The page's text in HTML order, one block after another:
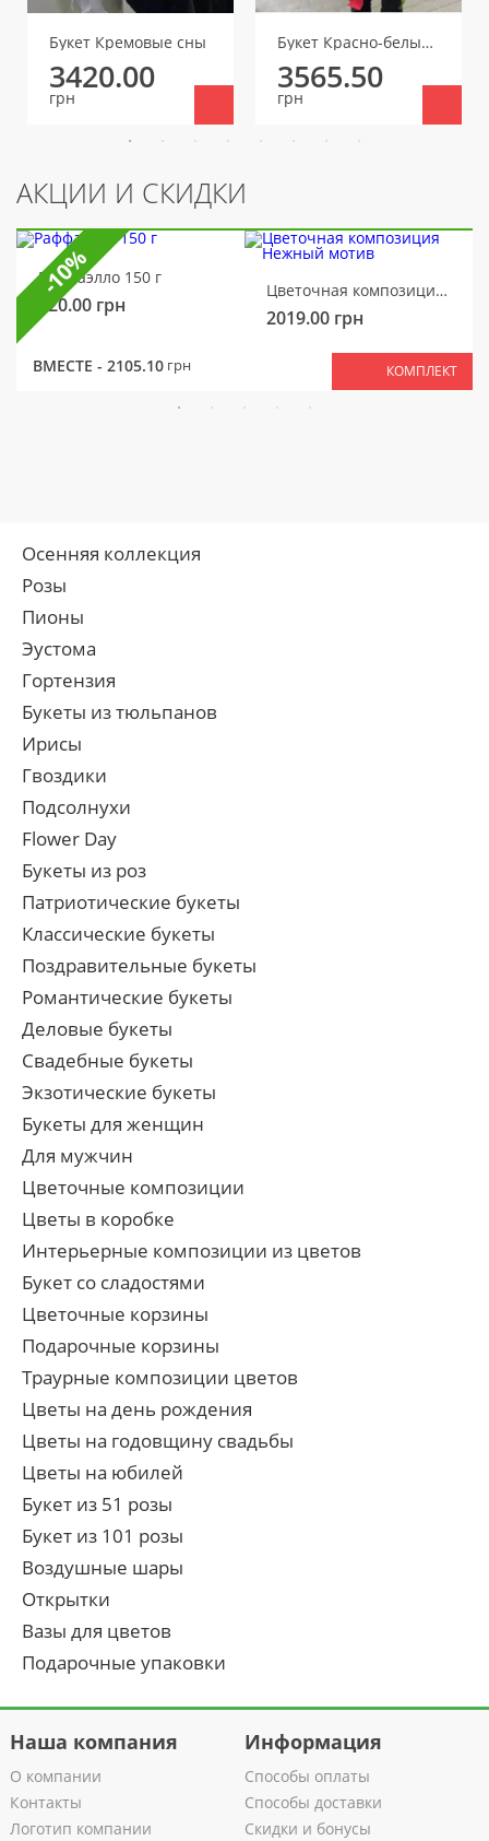
Букет Кремовые сны
3420.00
грн
Букет Красно-белые тона
3565.50
грн
АКЦИИ И СКИДКИ
Раффаэлло 150 г
320.00 грн
Цветочная композиция Нежный мотив
2019.00 грн
ВМЕСТЕ - 2105.10 грн КОМПЛЕКТ
-10%
Осенняя коллекция
Розы
Пионы
Эустома
Гортензия
Букеты из тюльпанов
Ирисы
Гвоздики
Подсолнухи
Flower Day
Букеты из роз
Патриотические букеты
Классические букеты
Поздравительные букеты
Романтические букеты
Деловые букеты
Свадебные букеты
Экзотические букеты
Букеты для женщин
Для мужчин
Цветочные композиции
Цветы в коробке
Интерьерные композиции из цветов
Букет со сладостями
Цветочные корзины
Подарочные корзины
Траурные композиции цветов
Цветы на день рождения
Цветы на годовщину свадьбы
Цветы на юбилей
Букет из 51 розы
Букет из 101 розы
Воздушные шары
Открытки
Вазы для цветов
Подарочные упаковки
Наша компания
О компании
Контакты
Логотип компании
Информация
Способы оплаты
Способы доставки
Скидки и бонусы